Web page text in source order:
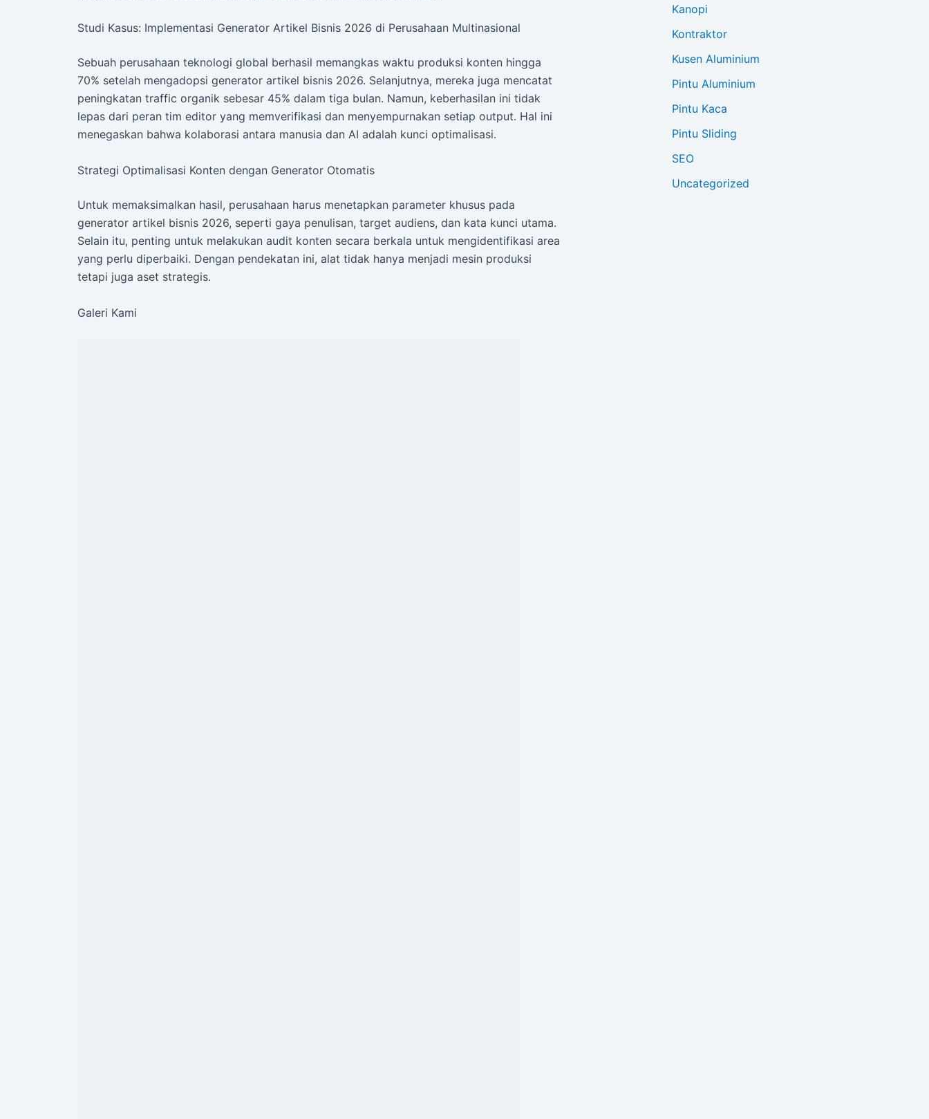
Studi Kasus: Implementasi Generator Artikel Bisnis 2026 di Perusahaan Multinasional
Sebuah perusahaan teknologi global berhasil memangkas waktu produksi konten hingga
70% setelah mengadopsi generator artikel bisnis 2026. Selanjutnya, mereka juga mencatat
peningkatan traffic organik sebesar 45% dalam tiga bulan. Namun, keberhasilan ini tidak
lepas dari peran tim editor yang memverifikasi dan menyempurnakan setiap output. Hal ini
menegaskan bahwa kolaborasi antara manusia dan AI adalah kunci optimalisasi.
Strategi Optimalisasi Konten dengan Generator Otomatis
Untuk memaksimalkan hasil, perusahaan harus menetapkan parameter khusus pada
generator artikel bisnis 2026, seperti gaya penulisan, target audiens, dan kata kunci utama.
Selain itu, penting untuk melakukan audit konten secara berkala untuk mengidentifikasi area
yang perlu diperbaiki. Dengan pendekatan ini, alat tidak hanya menjadi mesin produksi
tetapi juga aset strategis.
Galeri Kami
Kanopi
Kontraktor
Kusen Aluminium
Pintu Aluminium
Pintu Kaca
Pintu Sliding
SEO
Uncategorized